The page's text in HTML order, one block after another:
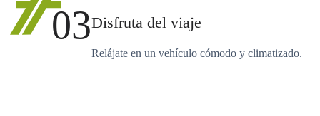
03Disfruta del viaje
Relájate en un vehículo cómodo y climatizado.